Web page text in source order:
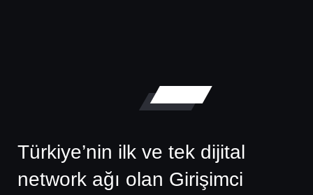
Türkiye’nin ilk ve tek dijital
network ağı olan Girişimci